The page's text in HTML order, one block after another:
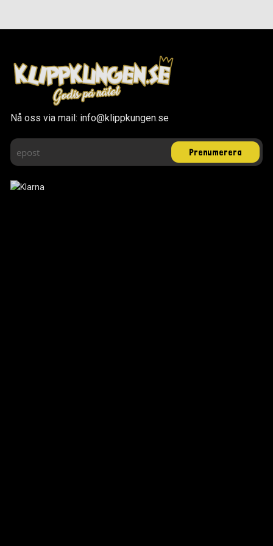
Nå oss via mail: info@klippkungen.se